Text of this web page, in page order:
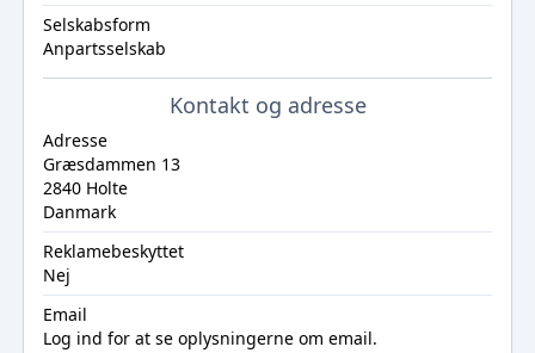
Selskabsform
Anpartsselskab
Kontakt og adresse
Adresse
Græsdammen 13
2840 Holte
Danmark
Reklamebeskyttet
Nej
Email
Log ind for at se oplysningerne om email.